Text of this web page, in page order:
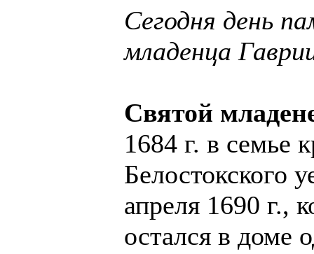
Сегодня день
младенца
Святой
1684 г. в семье
Белостокского
апреля 1690 г.,
остался в доме